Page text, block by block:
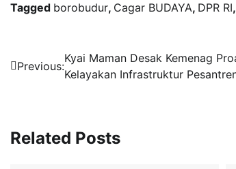
Tagged borobudur, Cagar BUDAYA, DPR RI,
Navigasi
Previous:
Kyai Maman Desak Kemenag
Kelayakan Infrastruktur
Related Posts